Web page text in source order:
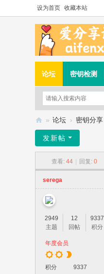
设为首页 收藏本站
论坛 密钥检测
分
坛
» 论坛 › 密钥分享
发新帖
查看: 44 回复: 0
serega
2949
主题
12
回帖
9337
积分
年度会员
积分 9337